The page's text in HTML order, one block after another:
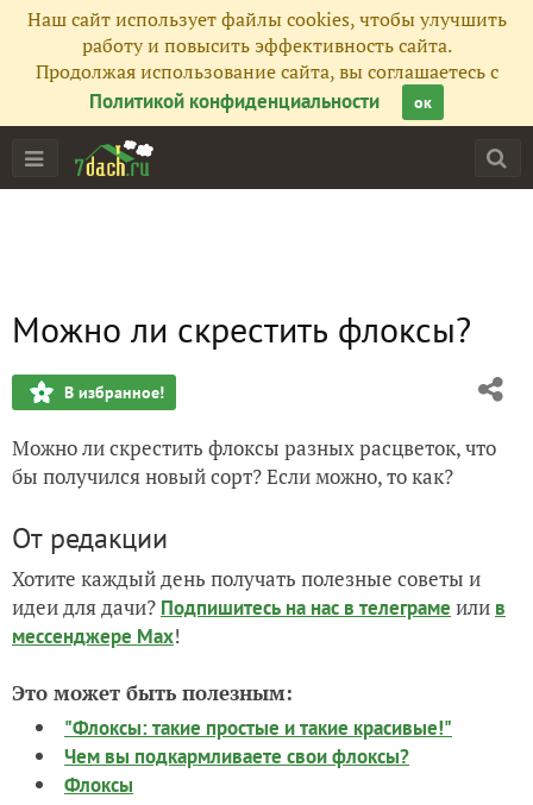
Наш сайт использует файлы cookies, чтобы улучшить
работу и повысить эффективность сайта.
Продолжая использование сайта, вы соглашаетесь с
Политикой конфиденциальности
ок
Можно ли скрестить флоксы?
В избранное!
Можно ли скрестить флоксы разных расцветок, что
бы получился новый сорт? Если можно, то как?
От редакции
Хотите каждый день получать полезные советы и
идеи для дачи? Подпишитесь на нас в телеграме или в
мессенджере Max!
Это может быть полезным:
"Флоксы: такие простые и такие красивые!"
Чем вы подкармливаете свои флоксы?
Флоксы